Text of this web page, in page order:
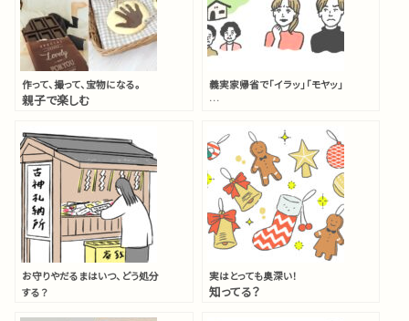
作って、撮って、宝物になる。
親子で楽しむ
集
義実家帰省で「イラッ」「モヤッ」
…
ードと
対処アイデア
お守りやだるまはいつ、どう処分
する？
実はとっても奥深い！
知ってる？